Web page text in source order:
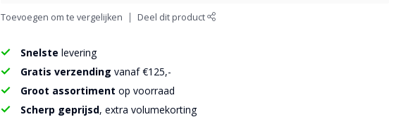
Toevoegen om te vergelijken Deel dit product
Snelste levering
Gratis verzending vanaf €125,-
Groot assortiment op voorraad
Scherp geprijsd, extra volumekorting